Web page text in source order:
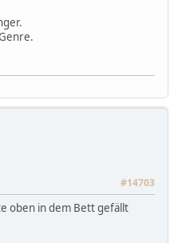
#14703
oben in dem Bett gefällt